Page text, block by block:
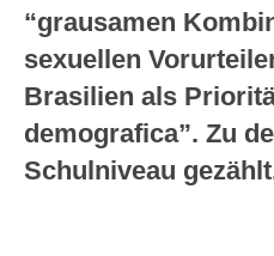
“grausamen
sexuellen
Brasilien als
demografica”. Zu
Schulniveau